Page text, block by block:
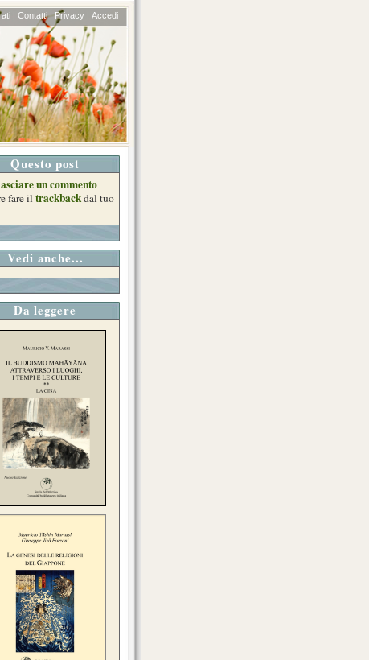
| Contatti | Privacy | Accedi
Questo post
un commento
fare il trackbackdal tuo
Vedi anche...
Da leggere